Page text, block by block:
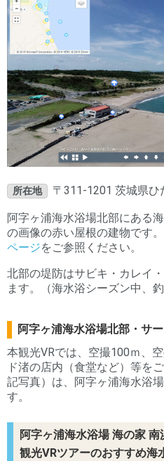
所在地 〒311-1201 茨城県
阿字ヶ浦海水浴場北部にある
の画像の赤い屋根の建物です。
ページをご参照ください。
北部の堤防はサビキ・カレイ
ます。（海水浴シーズン中、
阿字ヶ浦海水浴場北部・サ
本観光VRでは、空撮100ｍ、
ド渚の店内（食堂など）等を
記写真）は、阿字ヶ浦海水浴
す。
阿字ヶ浦海水浴場 海の家
観光VRツアーのおすすめ海